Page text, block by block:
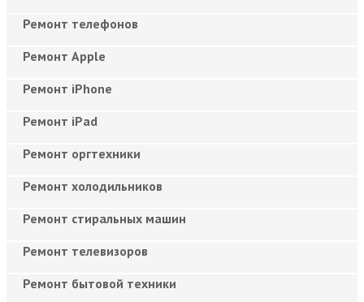
Ремонт телефонов
Ремонт Apple
Ремонт iPhone
Ремонт iPad
Ремонт оргтехники
Ремонт холодильников
Ремонт стиральных машин
Ремонт телевизоров
Ремонт бытовой техники